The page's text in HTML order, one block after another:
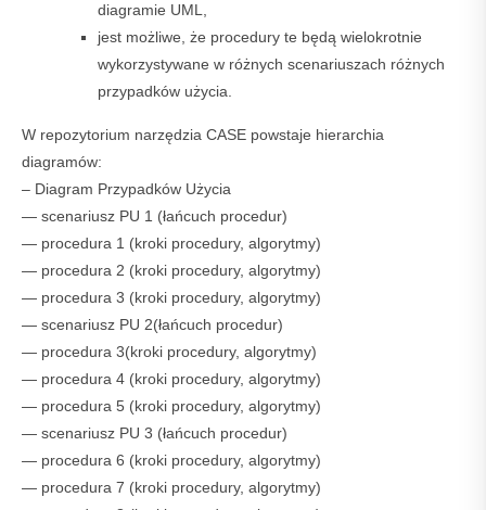
diagramie UML,
jest możliwe, że procedury te będą wielokrotnie
wykorzystywane w różnych scenariuszach różnych
przypadków użycia.
W repozytorium narzędzia CASE powstaje hierarchia
diagramów:
– Diagram Przypadków Użycia
— scenariusz PU 1 (łańcuch procedur)
— procedura 1 (kroki procedury, algorytmy)
— procedura 2 (kroki procedury, algorytmy)
— procedura 3 (kroki procedury, algorytmy)
— scenariusz PU 2(łańcuch procedur)
— procedura 3(kroki procedury, algorytmy)
— procedura 4 (kroki procedury, algorytmy)
— procedura 5 (kroki procedury, algorytmy)
— scenariusz PU 3 (łańcuch procedur)
— procedura 6 (kroki procedury, algorytmy)
— procedura 7 (kroki procedury, algorytmy)